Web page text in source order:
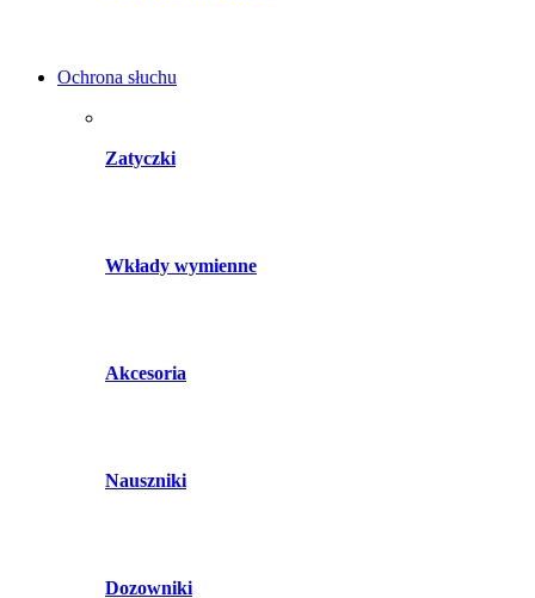
Ochrona słuchu
Zatyczki
Wkłady wymienne
Akcesoria
Nauszniki
Dozowniki